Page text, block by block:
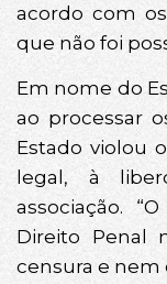
acordo com
que não foi
Em nome do
ao processar
Estado violou
legal, à
associação.
Direito Penal
censura e nem